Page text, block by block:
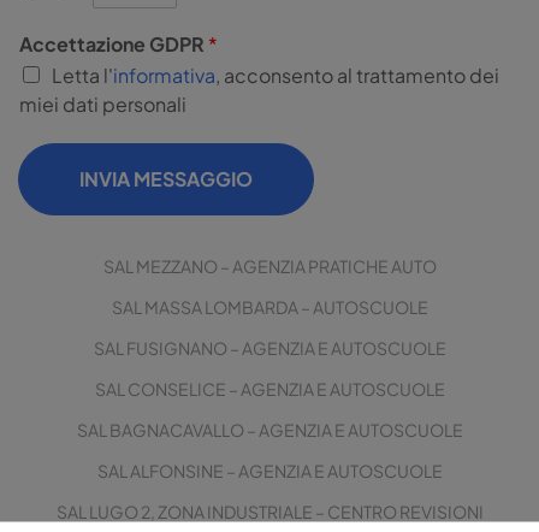
Accettazione GDPR *
Letta l'informativa, acconsento al trattamento dei
miei dati personali
INVIA MESSAGGIO
SAL MEZZANO – AGENZIA PRATICHE AUTO
SAL MASSA LOMBARDA – AUTOSCUOLE
SAL FUSIGNANO – AGENZIA E AUTOSCUOLE
SAL CONSELICE – AGENZIA E AUTOSCUOLE
SAL BAGNACAVALLO – AGENZIA E AUTOSCUOLE
SAL ALFONSINE – AGENZIA E AUTOSCUOLE
SAL LUGO 2, ZONA INDUSTRIALE – CENTRO REVISIONI